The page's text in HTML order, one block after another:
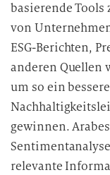
n
d
i
e
t
e
n
v
basierende Tools
von
ESG-Berichten,
anderen Quellen
um so ein
gewinnen.
relevante